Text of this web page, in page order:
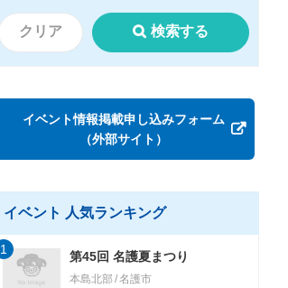
クリア 検索する
イベント情報掲載申し込みフォーム
（外部サイト）
イベント 人気ランキング
第45回 名護夏まつり
本島北部 名護市
1